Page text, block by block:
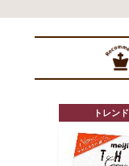
トレンド